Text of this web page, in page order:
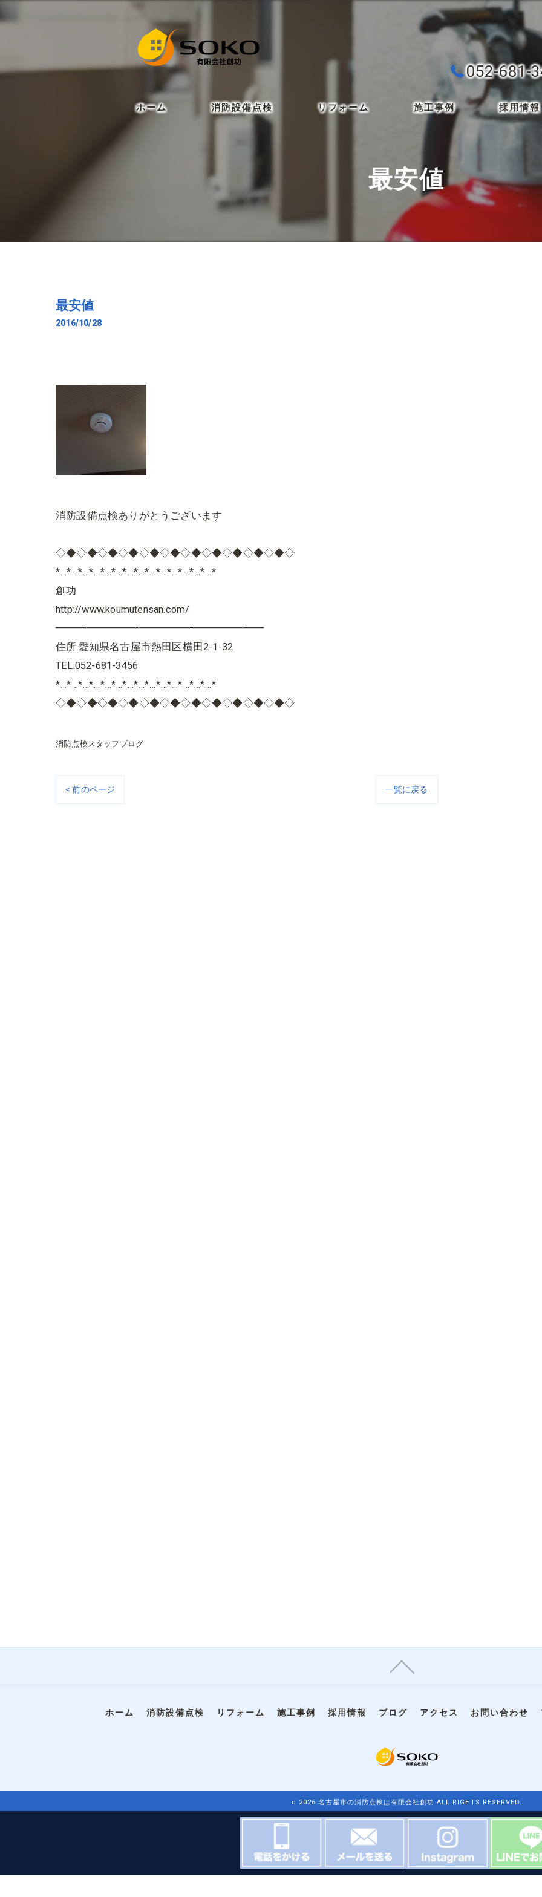
052-681-
ホーム 消防設備点検 リフォーム 施工事例 採用情報
最安値
最安値
2016/10/28
消防設備点検ありがとうございます
◇◆◇◆◇◆◇◆◇◆◇◆◇◆◇◆◇◆◇◆◇◆◇
*…*…*…*…*…*…*…*…*…*…*…*…*…*…*
創功
http://www.koumutensan.com/
━━━━━━━━━━━━━━━━━━━━
住所:愛知県名古屋市熱田区横田2-1-32
TEL:052-681-3456
*…*…*…*…*…*…*…*…*…*…*…*…*…*…*
◇◆◇◆◇◆◇◆◇◆◇◆◇◆◇◆◇◆◇◆◇◆◇
消防点検スタッフブログ
< 前のページ 一覧に戻る
ホーム 消防設備点検 リフォーム 施工事例 採用情報 ブログ アクセス お問い合わせ
c 2026 名古屋市の消防点検は有限会社創功 ALL RIGHTS RESERVED.